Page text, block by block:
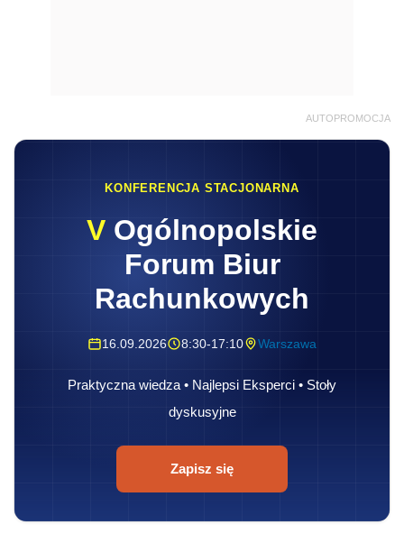
AUTOPROMOCJA
KONFERENCJA STACJONARNA
V Ogólnopolskie
Forum Biur
Rachunkowych
16.09.2026 8:30-17:10 Warszawa
Praktyczna wiedza • Najlepsi Eksperci • Stoły
dyskusyjne
Zapisz się